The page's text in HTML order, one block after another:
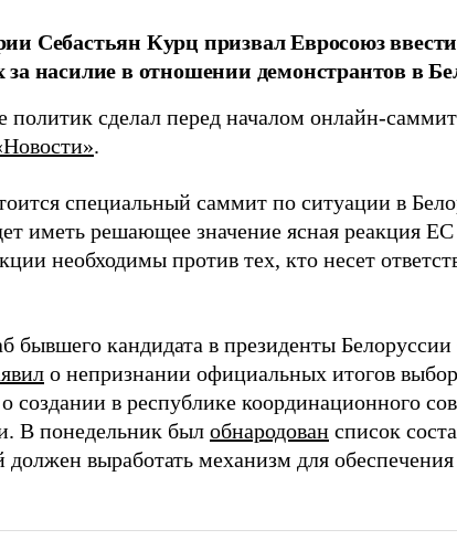
Себастьян Курц призвал Евросоюз
за насилие в отношении демонстрантов в
политик сделал перед началом онлайн-
.
специальный саммит по ситуации в
иметь решающее значение ясная реакция
необходимы против тех, кто несет
бывшего кандидата в президенты
о непризнании официальных итогов
о создании в республике координационного
В понедельник был обнародован список
должен выработать механизм для